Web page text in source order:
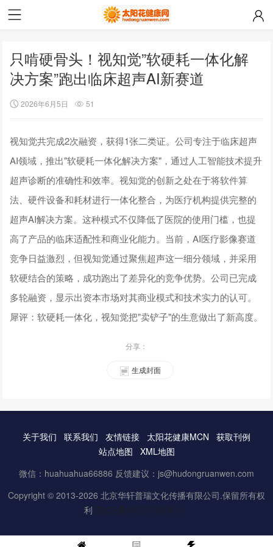
只啃硬骨头！视知觉”软硬耗一体化解
决方案”跑出临床超声AI新赛道
2026年6月5日 51
视知觉共完成2次融资，获得1张二类证。公司专注于临床超声
AI领域，推出"软硬耗一体化解决方案"，通过人工智能技术提升
超声诊断的准确性和效率。视知觉的创新之处在于将软件算
法、硬件设备和耗材进行一体化整合，为医疗机构提供完整的
超声AI解决方案。这种模式不仅降低了医院的使用门槛，也提
高了产品的临床适配性和商业化能力。当前，AI医疗影像赛道
竞争日益激烈，但视知觉通过聚焦超声这一细分领域，并采用
软硬结合的策略，成功跑出了差异化的竞争优势。公司已完成
多轮融资，显示出资本市场对其商业模式和技术实力的认可。
犀评：软硬耗一体化，视知觉把"卖铲子"的生意做出了新高度。
分享：
生成封面
关于我们 联系我们 友情链接 太阳花健康MCN
获取刊例
站点地图
XML地图
微信：huahuahua66886 反馈建议：js@hudongruanwen.com
Copyright © 2013-2026 北京华轩普瑞文化传播有限公司.保留所有权
利 京ICP备16061888号-3